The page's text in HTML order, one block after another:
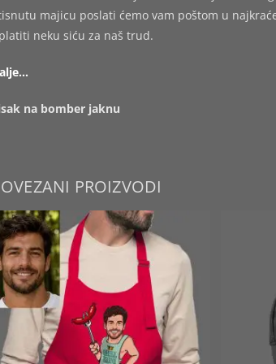
majicu poslati ćemo vam poštom u
neku siću za naš trud.
na bomber jaknu
PROIZVODI